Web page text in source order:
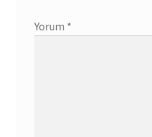
Yorum *